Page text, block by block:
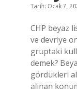
Tarih: Ocak 7,
CHP beyaz
ve devriye
gruptaki
demek?
gördükleri
alınan